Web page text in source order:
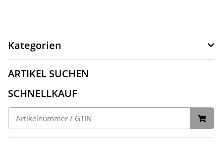
Kategorien
ARTIKEL SUCHEN
SCHNELLKAUF